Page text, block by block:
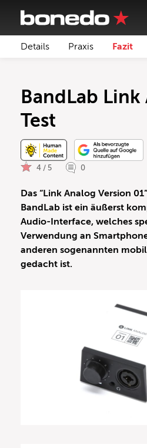
Details Praxis Fazit
BandLab Link
Test
4 / 5 0
Das “Link Analog Version
BandLab ist ein äußerst
Audio-Interface, welches
Verwendung an
anderen sogenannten
gedacht ist.